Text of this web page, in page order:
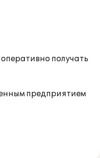
получать
предприятием